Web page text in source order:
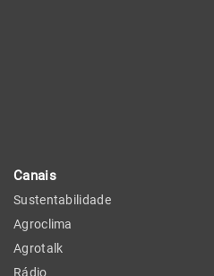
Canais
Sustentabilidade
Agroclima
Agrotalk
Rádio